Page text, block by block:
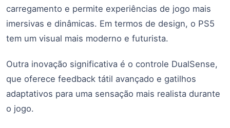
carregamento e permite experiências de jogo mais
imersivas e dinâmicas. Em termos de design, o PS5
tem um visual mais moderno e futurista.
Outra inovação significativa é o controle DualSense,
que oferece feedback tátil avançado e gatilhos
adaptativos para uma sensação mais realista durante
o jogo.